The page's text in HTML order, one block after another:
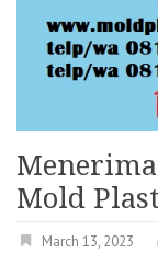
Mold
March 13, 2023